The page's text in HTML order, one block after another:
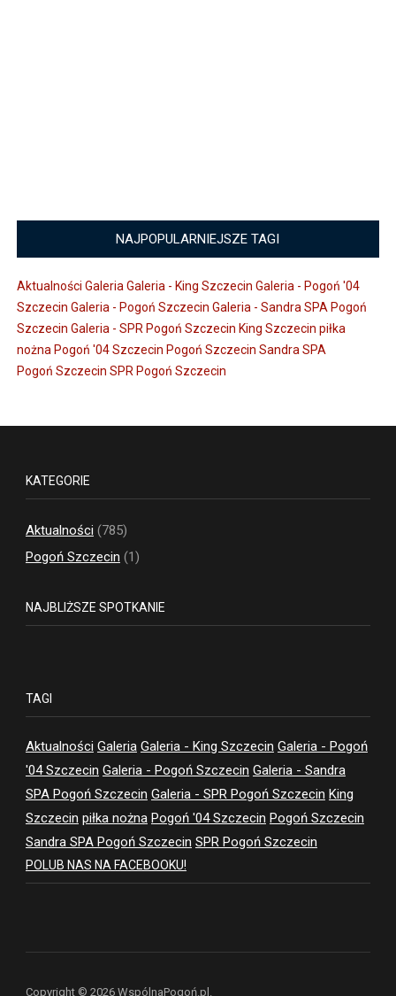
NAJPOPULARNIEJSZE TAGI
Aktualności Galeria Galeria - King Szczecin Galeria - Pogoń '04
Szczecin Galeria - Pogoń Szczecin Galeria - Sandra SPA Pogoń
Szczecin Galeria - SPR Pogoń Szczecin King Szczecin piłka
nożna Pogoń '04 Szczecin Pogoń Szczecin Sandra SPA
Pogoń Szczecin SPR Pogoń Szczecin
KATEGORIE
Aktualności (785)
Pogoń Szczecin (1)
NAJBLIŻSZE SPOTKANIE
TAGI
Aktualności Galeria Galeria - King Szczecin Galeria - Pogoń
'04 Szczecin Galeria - Pogoń Szczecin Galeria - Sandra
SPA Pogoń Szczecin Galeria - SPR Pogoń Szczecin King
Szczecin piłka nożna Pogoń '04 Szczecin Pogoń Szczecin
Sandra SPA Pogoń Szczecin SPR Pogoń Szczecin
POLUB NAS NA FACEBOOKU!
Copyright © 2026 WspólnaPogoń.pl.